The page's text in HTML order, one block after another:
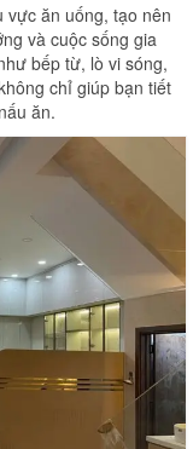
vực ăn uống, tạo nên
và cuộc sống gia
bếp từ, lò vi sóng,
chỉ giúp bạn tiết
ăn.